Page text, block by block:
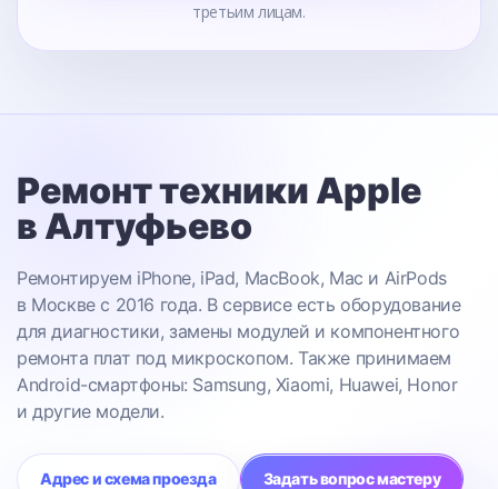
третьим лицам.
Ремонт техники Apple
в Алтуфьево
Ремонтируем iPhone, iPad, MacBook, Mac и AirPods
в Москве с 2016 года. В сервисе есть оборудование
для диагностики, замены модулей и компонентного
ремонта плат под микроскопом. Также принимаем
Android-смартфоны: Samsung, Xiaomi, Huawei, Honor
и другие модели.
Адрес и схема проезда Задать вопрос мастеру